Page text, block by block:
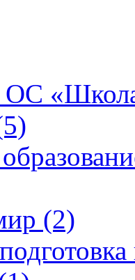
ОС
(2)